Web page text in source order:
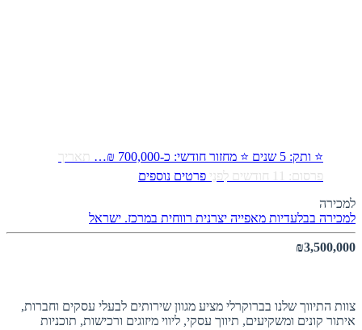
⭐ ותק: 5 שנים ⭐ מחזור חודשי: כ-700,000 ₪…
תאריך
פרסום: 11 חודשים לִפנֵי
פרטים נוספים
למכירה
למכירה בבלעדיות מאפייה יצרנית רווחית במרכז. ישראל
₪3,500,000
צוות התיווך שלנו בברוקרלי מציע מגוון שירותים לבעלי עסקים וחברות,
איתור קונים ומשקיעים, תיווך עסקי, ליווי מיזוגים ורכישות, תוכניות